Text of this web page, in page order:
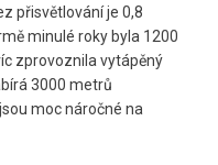
přisvětlování je 0,8
minulé roky byla 1200
zprovoznila vytápěný
3000 metrů
moc náročné na